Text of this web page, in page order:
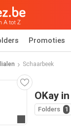
Promoties
Schaarbeek
OKay
Folders 1